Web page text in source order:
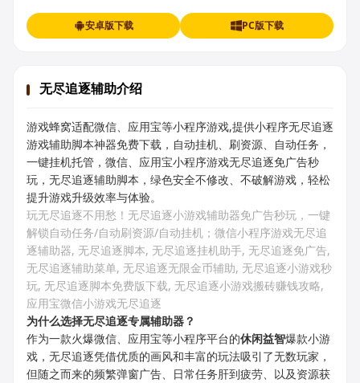
安卓版下载 PC版下载
无尽追逐辅助介绍
游戏蜂窝适配微信、应用宝等小程序游戏,提供小程序无尽追逐
游戏辅助脚本神器免费下载，自动挂机、刷资源、自动任务，
一键挂机托管，微信、应用宝小程序游戏无尽追逐免广告秒
玩，无尽追逐辅助脚本，绿色安全不修改、不破解游戏，轻松
提升游戏升级效率与体验。
玩无尽追逐不用愁！ 无尽追逐小游戏辅助器免广告秒玩，一键
解锁自动任务/自动刷资源/自动挂机 ； 微信小程序游戏无尽追
逐辅助器, 无尽追逐脚本, 无尽追逐挂机助手, 无尽追逐免广告,
无尽追逐辅助菜单, 无尽追逐无限金币辅助, 无尽追逐小游戏秒
玩, 无尽追逐脚本免费版下载, 无尽追逐小游戏搬砖赚钱攻略,
应用宝微信小游戏无尽追逐
为什么选择无尽追逐专属辅助器？
作为一款火爆微信、应用宝等小程序平台的休闲益智爆款小游
戏，无尽追逐凭借优质的画风和丰富的玩法吸引了无数玩家，
但随之而来的频繁弹窗广告、日常任务肝到疲劳、以及资源获